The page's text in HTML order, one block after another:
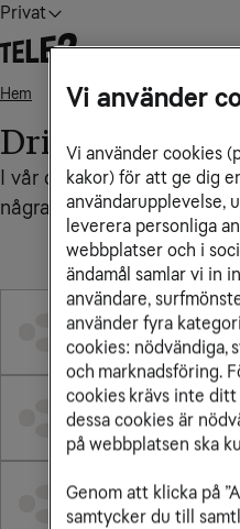
Privat
Hem Driftstörning mobilnätet
Driftstörning
I vår driftstörningskarta
några driftstörningar i ditt
Vi använder
Vi använder cookies
kakor) för att ge dig
användarupplevelse,
leverera personliga
webbplatser och i
ändamål samlar vi in
användare,
använder fyra
cookies: nödvändiga,
och marknadsföring.
cookies krävs inte
dessa cookies är
på webbplatsen ska
Genom att klicka på
samtycker du till